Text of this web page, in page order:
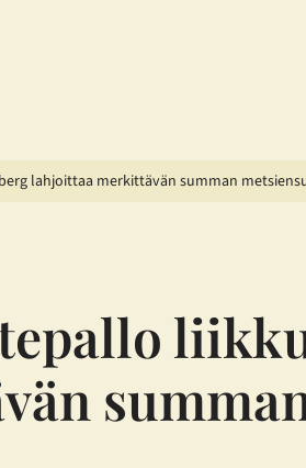
lahjoittaa merkittävän summan